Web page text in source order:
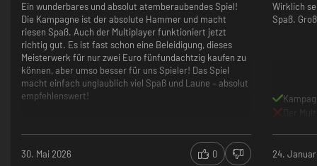
​Ein wunderbares und absolut atemberaubendes Spiel!
Die Kampagne ist der absolute Hammer und macht
riesen Spaß. Auch der Multiplayer funktioniert jetzt
richtig gut. Es ist fast schon eine Beleidigung, dieses
Meisterwerk für nur zwei Euro fünfundachtzig kaufen zu
können, aber umso besser für uns Spieler! Das Spiel
macht einfach unglaublich viel Spaß und Laune – absolut
empfehlenswert!
30. Mai 2026 0
Wirklich
Spaß.
Der
24.